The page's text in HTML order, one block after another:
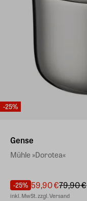
-25%
Gense
Mühle »Dorotea«
-25% 59,90 €79,90 €
inkl. MwSt. zzgl. Versand